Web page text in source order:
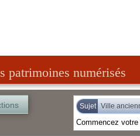
patrimoines numérisés
Sujet Ville